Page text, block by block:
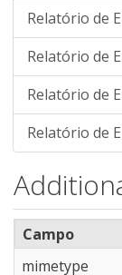
Relatório de
Relatório de
Relatório de
Relatório de
Campo
mimetype